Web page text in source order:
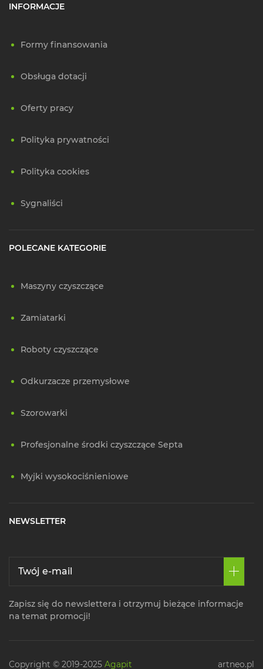
INFORMACJE
Formy finansowania
Obsługa dotacji
Oferty pracy
Polityka prywatności
Polityka cookies
Sygnaliści
POLECANE KATEGORIE
Maszyny czyszczące
Zamiatarki
Roboty czyszczące
Odkurzacze przemysłowe
Szorowarki
Profesjonalne środki czyszczące Septa
Myjki wysokociśnieniowe
NEWSLETTER
Zapisz się do newslettera i otrzymuj bieżące informacje
na temat promocji!
Copyright © 2019-2025 Agapit artneo.pl